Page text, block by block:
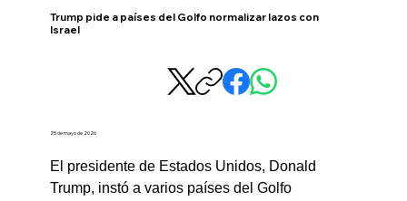
Trump pide a países del Golfo normalizar lazos con
Israel
25 de mayo de 2026
El presidente de Estados Unidos, Donald
Trump, instó a varios países del Golfo